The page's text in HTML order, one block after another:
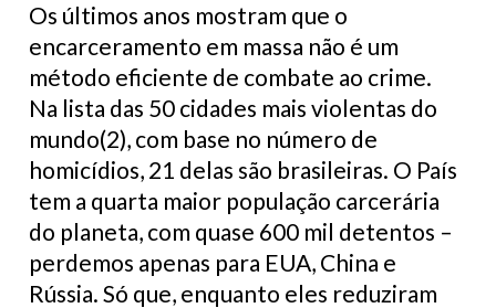
Os últimos anos mostram que o
encarceramento em massa não é um
método eficiente de combate ao crime.
Na lista das 50 cidades mais violentas do
mundo(2), com base no número de
homicídios, 21 delas são brasileiras. O País
tem a quarta maior população carcerária
do planeta, com quase 600 mil detentos –
perdemos apenas para EUA, China e
Rússia. Só que, enquanto eles reduziram